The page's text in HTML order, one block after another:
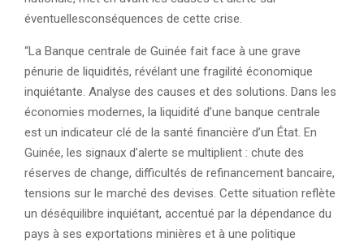
éventuellesconséquences de cette crise.
“La Banque centrale de Guinée fait face à une grave
pénurie de liquidités, révélant une fragilité économique
inquiétante. Analyse des causes et des solutions. Dans les
économies modernes, la liquidité d’une banque centrale
est un indicateur clé de la santé financière d’un État. En
Guinée, les signaux d’alerte se multiplient : chute des
réserves de change, difficultés de refinancement bancaire,
tensions sur le marché des devises. Cette situation reflète
un déséquilibre inquiétant, accentué par la dépendance du
pays à ses exportations minières et à une politique